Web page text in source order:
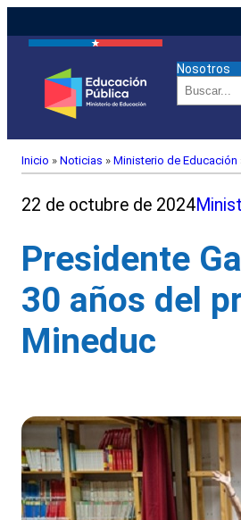
Nosotros
Buscar
Inicio » Noticias » Ministerio de Educación
22 de octubre de 2024
Presidente
30 años del
Mineduc